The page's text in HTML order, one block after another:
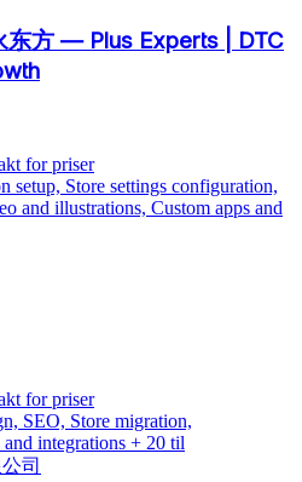
东方 — Plus Experts | DTC
for priser
setup, Store settings configuration,
and illustrations, Custom apps and
for priser
SEO, Store migration,
integrations + 20 til